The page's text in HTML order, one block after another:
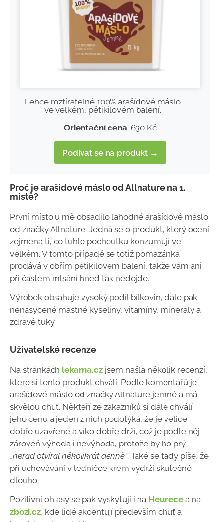
Lehce roztíratelné 100% arašídové máslo
ve velkém, pětikilovém balení.
Orientační cena: 630 Kč
Podívat se na produkt →
Proč je arašídové máslo od Allnature na 1.
místě?
První místo u mě obsadilo lahodné arašídové máslo
od značky Allnature. Jedná se o produkt, který ocení
zejména ti, co tuhle pochoutku konzumují ve
velkém. V tomto případě se totiž pomazánka
prodává v obřím pětikilovém balení, takže vám ani
při častém mlsání hned tak nedojde.
Výrobek obsahuje vysoký podíl bílkovin, dále pak
nenasycené mastné kyseliny, vitamíny, minerály a
zdravé tuky.
Uživatelské recenze
Na stránkách lekarna.cz jsem našla několik recenzí,
které si tento produkt chválí. Podle komentářů je
arašídové máslo od značky Allnature jemné a má
skvělou chuť. Někteří ze zákazníků si dále chválí
jeho cenu a jeden z nich podotýká, že je velice
dobře uzavřené a víko dobře drží, což je podle něj
zároveň výhoda i nevýhoda, protože by ho prý
„nerad otvíral několikrát denně“. Také se tady píše, že
při uchovávání v ledničce krém vydrží skutečně
dlouho.
Pozitivní ohlasy se pak vyskytují i na Heurece a na
zbozi.cz, kde lidé akcentují především chuť a